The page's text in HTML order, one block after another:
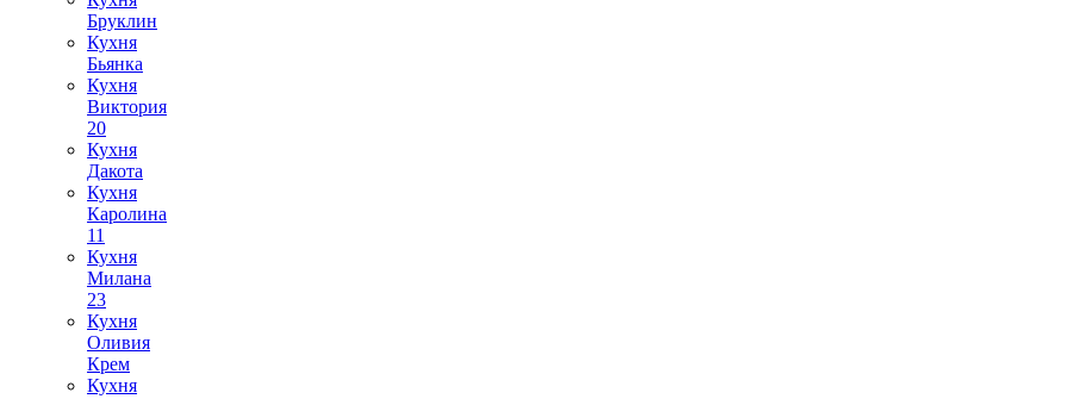
Бруклин
Кухня
Бьянка
Кухня
Виктория
20
Кухня
Дакота
Кухня
Каролина
11
Кухня
Милана
23
Кухня
Оливия
Крем
Кухня